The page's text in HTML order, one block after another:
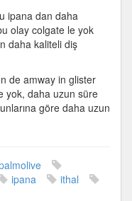
ipana dan daha
olay colgate le yok
daha kaliteli diş
de amway in glister
yok, daha uzun süre
göre daha uzun
ipana
ithal